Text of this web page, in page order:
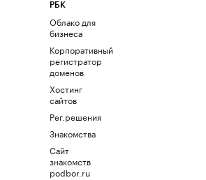
РБК
Облако для
бизнеса
Корпоративный
регистратор
доменов
Хостинг
сайтов
Рег.решения
Знакомства
Сайт
знакомств
podbor.ru